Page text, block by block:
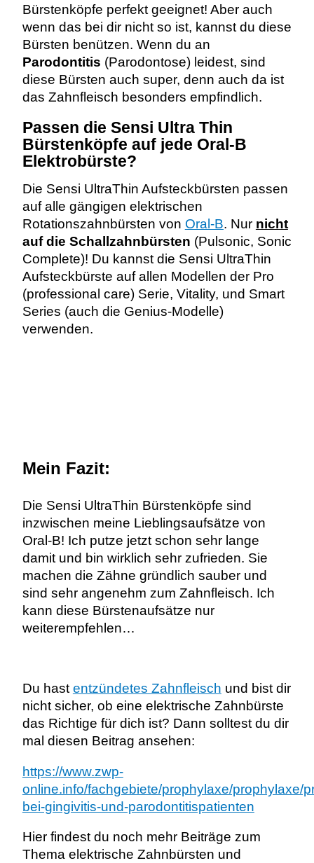
Bürstenköpfe perfekt geeignet! Aber auch
wenn das bei dir nicht so ist, kannst du diese
Bürsten benützen. Wenn du an
Parodontitis (Parodontose) leidest, sind
diese Bürsten auch super, denn auch da ist
das Zahnfleisch besonders empfindlich.
Passen die Sensi Ultra Thin
Bürstenköpfe auf jede Oral-B
Elektrobürste?
Die Sensi UltraThin Aufsteckbürsten passen
auf alle gängigen elektrischen
Rotationszahnbürsten von Oral-B. Nur nicht
auf die Schallzahnbürsten (Pulsonic, Sonic
Complete)! Du kannst die Sensi UltraThin
Aufsteckbürste auf allen Modellen der Pro
(professional care) Serie, Vitality, und Smart
Series (auch die Genius-Modelle)
verwenden.
Mein Fazit:
Die Sensi UltraThin Bürstenköpfe sind
inzwischen meine Lieblingsaufsätze von
Oral-B! Ich putze jetzt schon sehr lange
damit und bin wirklich sehr zufrieden. Sie
machen die Zähne gründlich sauber und
sind sehr angenehm zum Zahnfleisch. Ich
kann diese Bürstenaufsätze nur
weiterempfehlen…
Du hast entzündetes Zahnfleisch und bist dir
nicht sicher, ob eine elektrische Zahnbürste
das Richtige für dich ist? Dann solltest du dir
mal diesen Beitrag ansehen:
https://www.zwp-
online.info/fachgebiete/prophylaxe/prophylaxe/
bei-gingivitis-und-parodontitispatienten
Hier findest du noch mehr Beiträge zum
Thema elektrische Zahnbürsten und